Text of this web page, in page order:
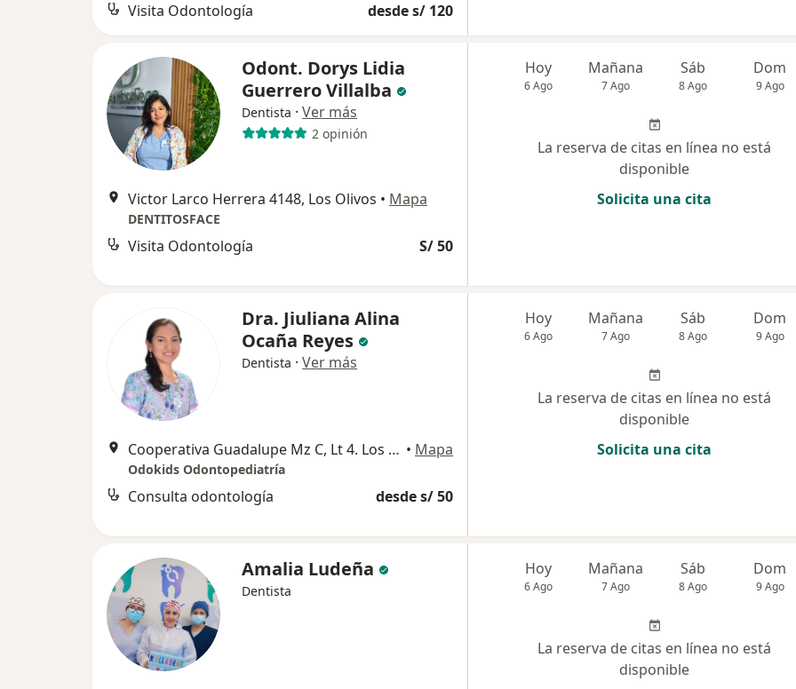
Visita Odontología desde s/ 120
Odont. Dorys Lidia
Guerrero Villalba
Dentista · Ver más
2 opinión
Victor Larco Herrera 4148, Los Olivos • Mapa
DENTITOSFACE
Visita Odontología S/ 50
Hoy
6 Ago
Mañana
7 Ago
Sáb
8 Ago
Dom
9 Ago
La reserva de citas en línea no está
disponible
Solicita una cita
Dra. Jiuliana Alina
Ocaña Reyes
Dentista · Ver más
Cooperativa Guadalupe Mz C, Lt 4. Los Olivos, Lima • Mapa
Odokids Odontopediatría
Consulta odontología desde s/ 50
Hoy
6 Ago
Mañana
7 Ago
Sáb
8 Ago
Dom
9 Ago
La reserva de citas en línea no está
disponible
Solicita una cita
Amalia Ludeña
Dentista
Hoy
6 Ago
Mañana
7 Ago
Sáb
8 Ago
Dom
9 Ago
La reserva de citas en línea no está
disponible